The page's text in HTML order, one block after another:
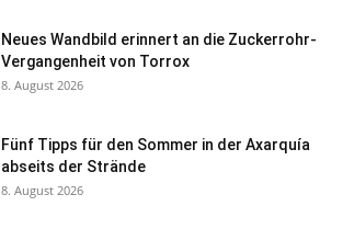
Neues Wandbild erinnert an die Zuckerrohr-
Vergangenheit von Torrox
8. August 2026
Fünf Tipps für den Sommer in der Axarquía
abseits der Strände
8. August 2026